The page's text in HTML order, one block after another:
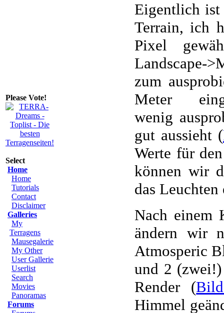
Please Vote!
Select
Home
Home
Tutorials
Contact
Disclaimer
Galleries
My
Terragens
Mausegalerie
My Other
User Gallerie
Userlist
Search
Movies
Panoramas
Forums
Eigentlich ist
Terrain, ich
Pixel
Landscape-
zum
Meter
wenig
gut aussieht (
Werte für
können wir
das Leuchten
Nach einem
ändern wir
Atmosperic
und 2
Render (
Himmel